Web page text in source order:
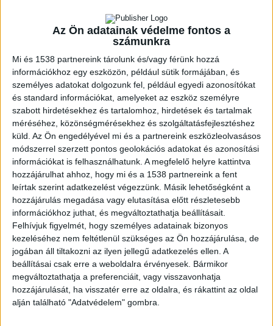
Az Ön adatainak védelme fontos a
számunkra
Mi és 1538 partnereink tárolunk és/vagy férünk hozzá
információkhoz egy eszközön, például sütik formájában, és
személyes adatokat dolgozunk fel, például egyedi azonosítókat
és standard információkat, amelyeket az eszköz személyre
szabott hirdetésekhez és tartalomhoz, hirdetések és tartalmak
méréséhez, közönségmérésekhez és szolgáltatásfejlesztéshez
küld. Az Ön engedélyével mi és a partnereink eszközleolvasásos
módszerrel szerzett pontos geolokációs adatokat és azonosítási
információkat is felhasználhatunk. A megfelelő helyre kattintva
hozzájárulhat ahhoz, hogy mi és a 1538 partnereink a fent
leírtak szerint adatkezelést végezzünk. Másik lehetőségként a
hozzájárulás megadása vagy elutasítása előtt részletesebb
információkhoz juthat, és megváltoztathatja beállításait.
Felhívjuk figyelmét, hogy személyes adatainak bizonyos
kezeléséhez nem feltétlenül szükséges az Ön hozzájárulása, de
jogában áll tiltakozni az ilyen jellegű adatkezelés ellen. A
beállításai csak erre a weboldalra érvényesek. Bármikor
megváltoztathatja a preferenciáit, vagy visszavonhatja
hozzájárulását, ha visszatér erre az oldalra, és rákattint az oldal
alján található "Adatvédelem" gombra.
A LEGROSSZABB LÁNY
AMERIKÁBAN: SLAYYYTER ÚJ
FEJEZETET NYIT A MOCSKOS
AMERIKAI ÁLMÁBAN
MEGÉRKEZETT AVA MAX DALA AZ
ÚJ MANCS ŐRJÁRAT FILMHEZ
ÉRTÉKES AUTÓK, DÖGÖS
MOZDULATOK ÉS FLUOR TOMI –
DEBÜTÁL ROSE MAY LEGÚJABB